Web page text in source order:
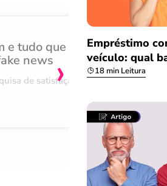
e tudo que
news
de satisfação
›
Empréstimo
veículo: qual
18 min Leitura